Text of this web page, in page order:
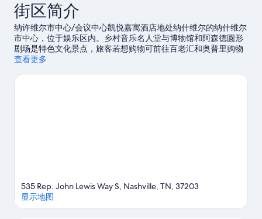
街区简介
纳许维尔市中心/会议中心凯悦嘉寓酒店地处纳什维尔的纳什维尔
市中心，位于娱乐区内。乡村音乐名人堂与博物馆和阿森德圆形
剧场是特色文化景点，旅客若想购物可前往百老汇和奥普里购物
中心。想要参加一场活动或游戏？来看看布里奇斯通竞技场或尼
酒庄游览活动。酒店拥有优越的地理位置，因而深受住客的喜
查看更多
535 Rep. John Lewis Way S, Nashville, TN, 37203
显示地图